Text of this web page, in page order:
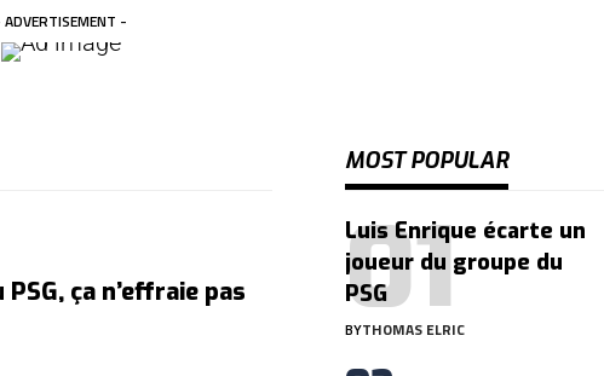
-
ça n’effraie pas
MOST POPULAR
Luis Enrique écarte un
joueur du groupe du
PSG
BYTHOMAS ELRIC